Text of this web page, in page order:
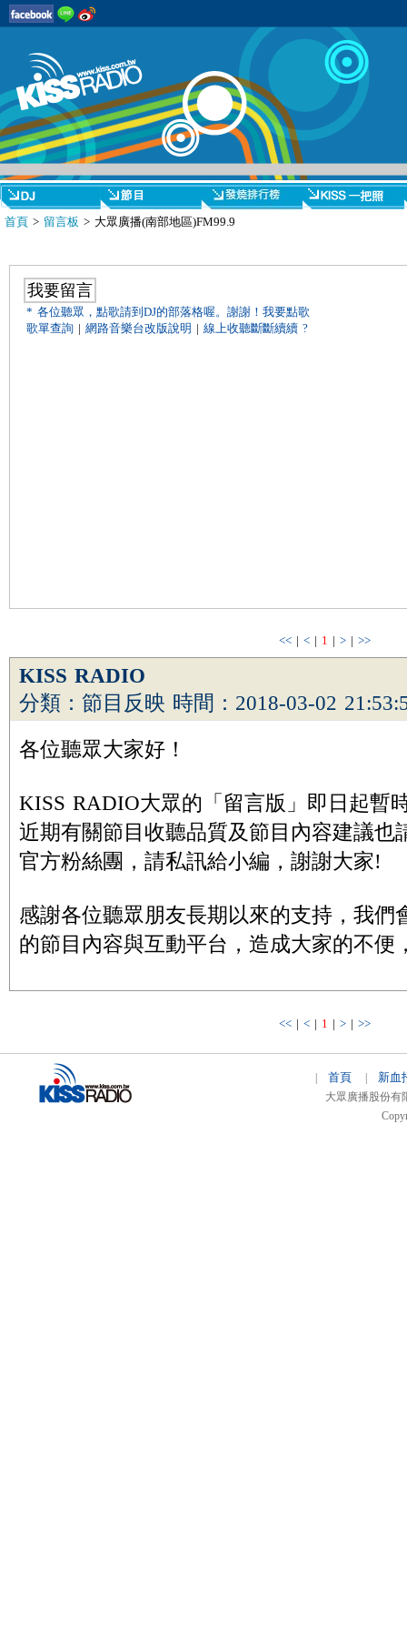
首頁 > 留言板 > 大眾廣播(南部地區)FM99.9
我要留言
* 各位聽眾，點歌請到DJ的部落格喔。謝謝！ 我要點歌
歌單查詢 | 網路音樂台改版說明 | 線上收聽斷斷續續 ?
<< | < | 1 | > | >>
KISS RADIO
分類：節目反映 時間：2018-03-02
各位聽眾大家好！
KISS RADIO大眾的「留言版」即日起暫
近期有關節目收聽品質及節目內容建議也
官方粉絲團，請私訊給小編，謝謝大家!
感謝各位聽眾朋友長期以來的支持，我們
的節目內容與互動平台，造成大家的不便
<< | < | 1 | > | >>
首頁 新血
大眾廣播股份有